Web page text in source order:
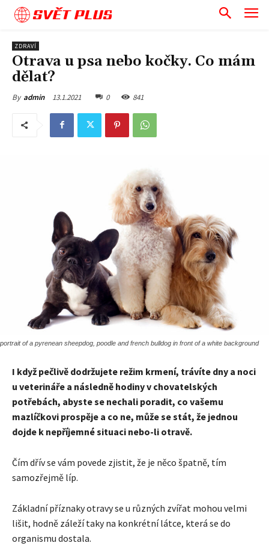
SVĚT PLUS
ZDRAVÍ
Otrava u psa nebo kočky. Co mám
dělat?
By admin 13.1.2021 0 841
portrait of a pyrenean sheepdog, poodle and french bulldog in front of a white background
I když pečlivě dodržujete režim krmení, trávíte dny a noci
u veterináře a následně hodiny v chovatelských
potřebách, abyste se nechali poradit, co vašemu
mazlíčkovi prospěje a co ne, může se stát, že jednou
dojde k nepříjemné situaci nebo-li otravě.
Čím dřív se vám povede zjistit, že je něco špatně, tím
samozřejmě líp.
Základní příznaky otravy se u různých zvířat mohou velmi
lišit, hodně záleží taky na konkrétní látce, která se do
organismu dostala.